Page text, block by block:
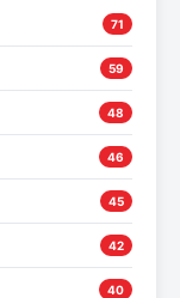
71
59
48
46
45
42
40